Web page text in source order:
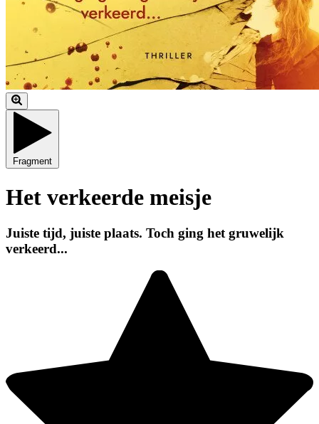
Fragment
Het verkeerde meisje
Juiste tijd, juiste plaats. Toch ging het gruwelijk
verkeerd...